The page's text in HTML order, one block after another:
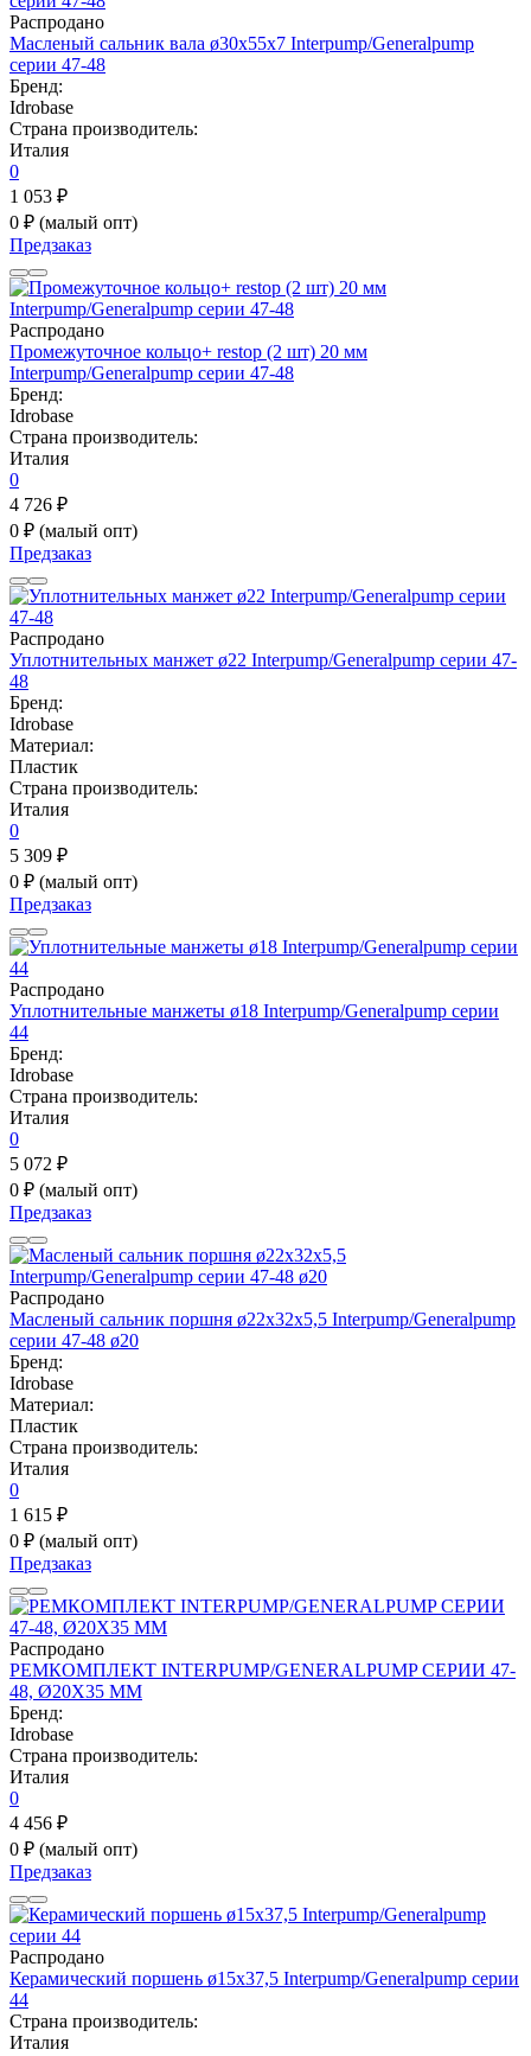
Распродано
Масленый сальник вала ø30x55x7 Interpump/Generalpump
серии 47-48
Бренд:
Idrobase
Страна производитель:
Италия
0
1 053 ₽
0 ₽ (малый опт)
Предзаказ
Распродано
Промежуточное кольцо+ restop (2 шт) 20 мм
Interpump/Generalpump серии 47-48
Бренд:
Idrobase
Страна производитель:
Италия
0
4 726 ₽
0 ₽ (малый опт)
Предзаказ
Распродано
Уплотнительных манжет ø22 Interpump/Generalpump серии 47-
48
Бренд:
Idrobase
Материал:
Пластик
Страна производитель:
Италия
0
5 309 ₽
0 ₽ (малый опт)
Предзаказ
Распродано
Уплотнительные манжеты ø18 Interpump/Generalpump серии
44
Бренд:
Idrobase
Страна производитель:
Италия
0
5 072 ₽
0 ₽ (малый опт)
Предзаказ
Распродано
Масленый сальник поршня ø22x32x5,5 Interpump/Generalpump
серии 47-48 ø20
Бренд:
Idrobase
Материал:
Пластик
Страна производитель:
Италия
0
1 615 ₽
0 ₽ (малый опт)
Предзаказ
Распродано
РЕМКОМПЛЕКТ INTERPUMP/GENERALPUMP СЕРИИ 47-
48, Ø20Х35 ММ
Бренд:
Idrobase
Страна производитель:
Италия
0
4 456 ₽
0 ₽ (малый опт)
Предзаказ
Распродано
Керамический поршень ø15x37,5 Interpump/Generalpump серии
44
Страна производитель:
Италия